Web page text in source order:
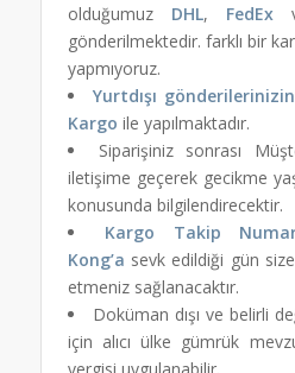
olduğumuz DHL, FedEx
gönderilmektedir. farklı bir
yapmıyoruz.
Yurtdışı gönderilerinizin
Kargo ile yapılmaktadır.
Siparişiniz sonrası
iletişime geçerek gecikme
konusunda bilgilendirecektir.
Kargo Takip
Kong’a sevk edildiği gün
etmeniz sağlanacaktır.
Doküman dışı ve belirli
için alıcı ülke gümrük
vergisi uygulanabilir.